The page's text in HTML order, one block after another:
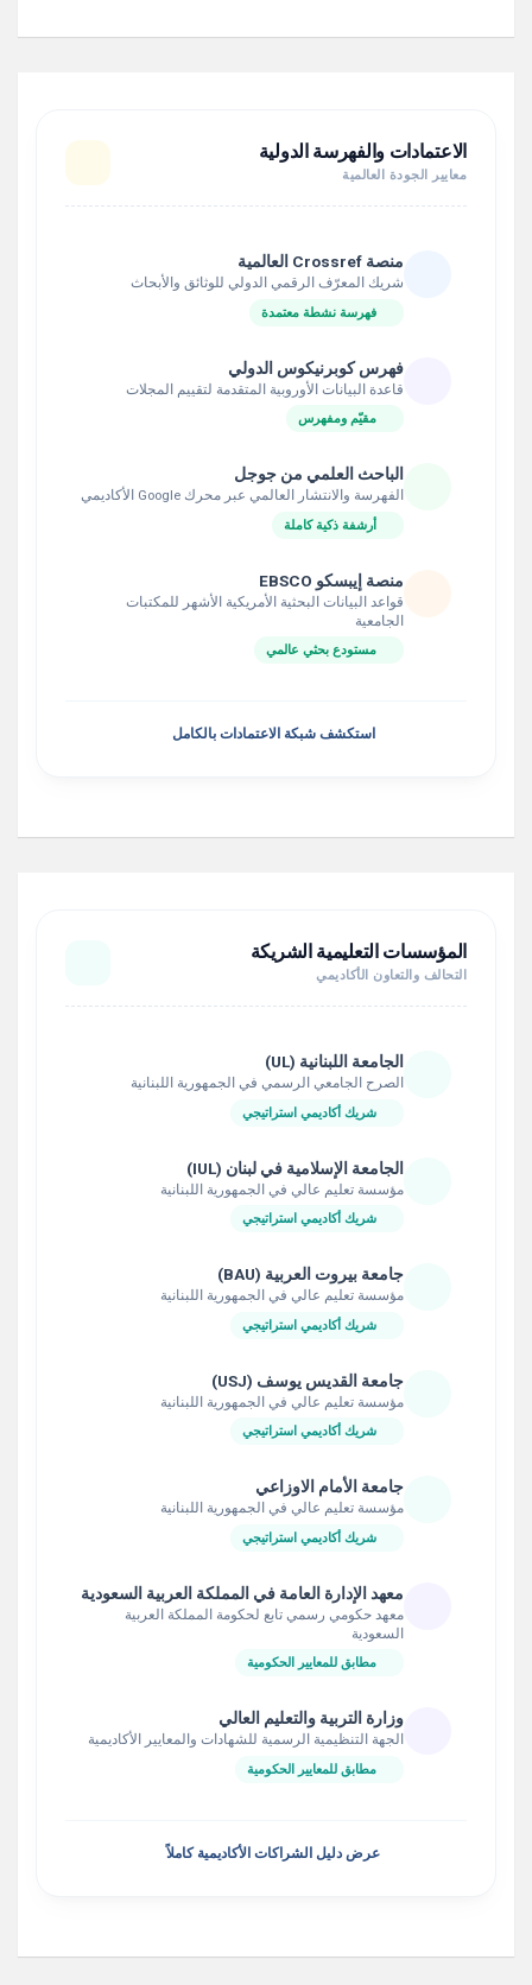
الاعتمادات والفهرسة الدولية
معايير الجودة العالمية
منصة Crossref العالمية
شريك المعرّف الرقمي الدولي للوثائق والأبحاث
فهرسة نشطة معتمدة
فهرس كوبرنيكوس الدولي
قاعدة البيانات الأوروبية المتقدمة لتقييم المجلات
مقيّم ومفهرس
الباحث العلمي من جوجل
الفهرسة والانتشار العالمي عبر محرك Google الأكاديمي
أرشفة ذكية كاملة
منصة إيبسكو EBSCO
قواعد البيانات البحثية الأمريكية الأشهر للمكتبات
الجامعية
مستودع بحثي عالمي
استكشف شبكة الاعتمادات بالكامل
المؤسسات التعليمية الشريكة
التحالف والتعاون الأكاديمي
الجامعة اللبنانية (UL)
الصرح الجامعي الرسمي في الجمهورية اللبنانية
شريك أكاديمي استراتيجي
الجامعة الإسلامية في لبنان (IUL)
مؤسسة تعليم عالي في الجمهورية اللبنانية
شريك أكاديمي استراتيجي
جامعة بيروت العربية (BAU)
مؤسسة تعليم عالي في الجمهورية اللبنانية
شريك أكاديمي استراتيجي
جامعة القديس يوسف (USJ)
مؤسسة تعليم عالي في الجمهورية اللبنانية
شريك أكاديمي استراتيجي
جامعة الأمام الاوزاعي
مؤسسة تعليم عالي في الجمهورية اللبنانية
شريك أكاديمي استراتيجي
معهد الإدارة العامة في المملكة العربية السعودية
معهد حكومي رسمي تابع لحكومة المملكة العربية
السعودية
مطابق للمعايير الحكومية
وزارة التربية والتعليم العالي
الجهة التنظيمية الرسمية للشهادات والمعايير الأكاديمية
مطابق للمعايير الحكومية
عرض دليل الشراكات الأكاديمية كاملاً